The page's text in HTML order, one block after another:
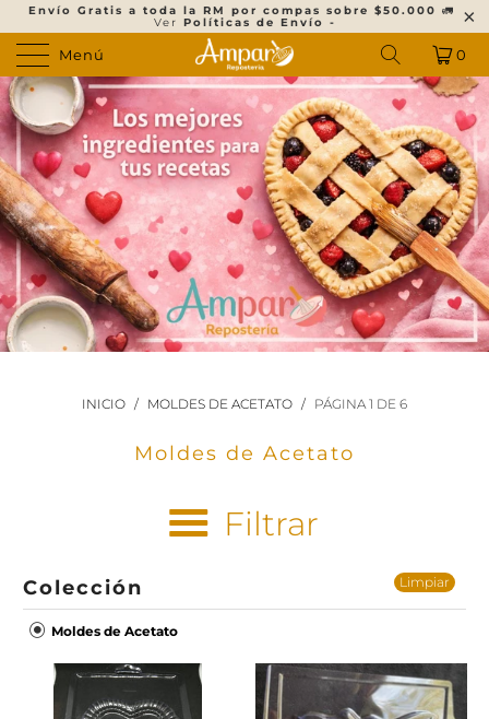
Envío Gratis a toda la RM por compas sobre $50.000 🚛
Ver Políticas de Envío -
Menú 0
INICIO / MOLDES DE ACETATO / PÁGINA 1 DE 6
Moldes de Acetato
Filtrar
Colección
Moldes de Acetato
Limpiar